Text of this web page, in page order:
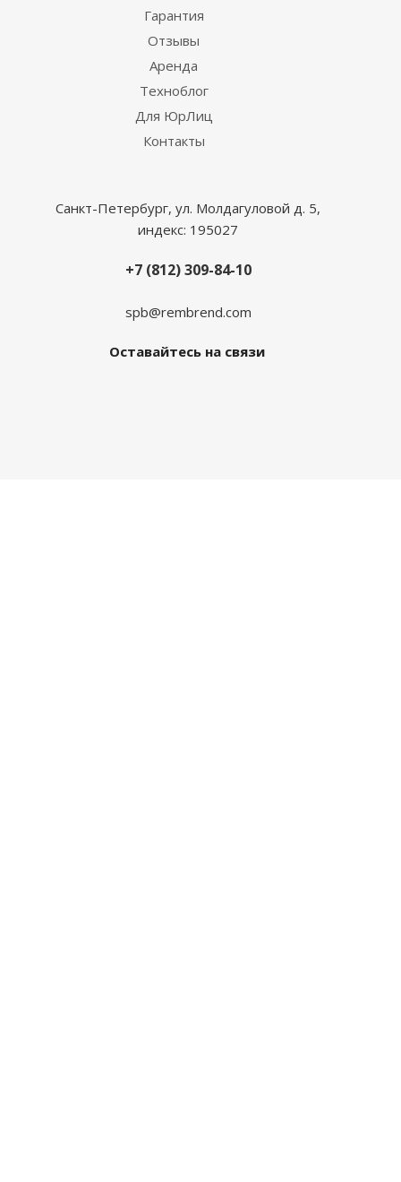
Гарантия
Отзывы
Аренда
Техноблог
Для ЮрЛиц
Контакты
Санкт-Петербург, ул. Молдагуловой д. 5,
индекс: 195027
+7 (812) 309-84-10
spb@rembrend.com
Оставайтесь на связи